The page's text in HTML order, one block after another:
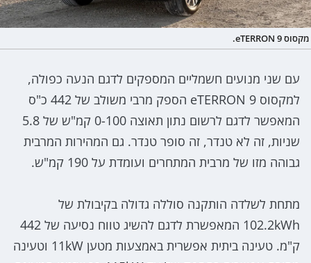
מקסוס eTERRON 9.
עם שני מנועים חשמליים המספקים לדגם הנעה כפולה,
למקסוס eTERRON 9 הספק מרבי משולב של 442 כ"ס
המאפשר לדגם לרשום נתון תאוצה 0-100 קמ"ש של 5.8
שניות, זה לא טנדר, זה סופר טנדר. גם המהירות המרבית
גבוהה מזו של מרבית המתחרים ועומדת על 190 קמ"ש.
מתחת לשלדה הותקנה סוללה גדולה בקיבולת של
102.2kWh המאפשרת לדגם להשיג טווח נסיעה של 442
ק"מ. טעינה ביתית אפשרית באמצעות מטען 11kW וטעינה